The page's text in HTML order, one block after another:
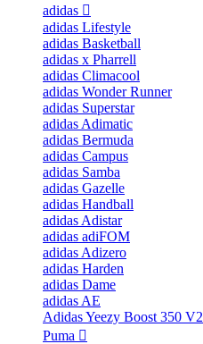
adidas
adidas Lifestyle
adidas Basketball
adidas x Pharrell
adidas Climacool
adidas Wonder Runner
adidas Superstar
adidas Adimatic
adidas Bermuda
adidas Campus
adidas Samba
adidas Gazelle
adidas Handball
adidas Adistar
adidas adiFOM
adidas Adizero
adidas Harden
adidas Dame
adidas AE
Adidas Yeezy Boost 350 V2
Puma